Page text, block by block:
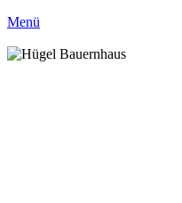
Menü